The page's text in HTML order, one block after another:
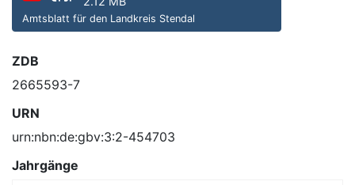
Amtsblatt für den Landkreis Stendal
ZDB
2665593-7
URN
urn:nbn:de:gbv:3:2-454703
Jahrgänge